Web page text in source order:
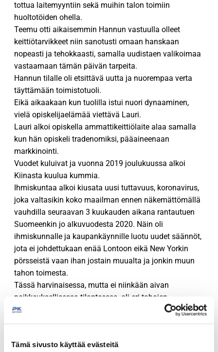
Tämä sivusto käyttää evästeitä
tottua laitemyyntiin sekä muihin talon toimiin
huoltotöiden ohella.
Teemu otti aikaisemmin Hannun vastuulla olleet
keittiötarvikkeet niin sanotusti omaan hanskaan
nopeasti ja tehokkaasti, samalla uudistaen valikoimaa
vastaamaan tämän päivän tarpeita.
Hannun tilalle oli etsittävä uutta ja nuorempaa verta
täyttämään toimistotuoli.
Eikä aikaakaan kun tuolilla istui nuori dynaaminen,
vielä opiskelijaelämää viettävä Lauri.
Lauri alkoi opiskella ammattikeittiölaite alaa samalla
kun hän opiskeli tradenomiksi, pääaineenaan
markkinointi.
Vuodet kuluivat ja vuonna 2019 joulukuussa alkoi
Kiinasta kuulua kummia.
Ihmiskuntaa alkoi kiusata uusi tuttavuus, koronavirus,
joka valtasikin koko maailman ennen näkemättömällä
vauhdilla seuraavan 3 kuukauden aikana rantautuen
Suomeenkin jo alkuvuodesta 2020. Näin oli
ihmiskunnalle ja kaupankäynnille luotu uudet säännöt,
jota ei johdettukaan enää Lontoon eikä New Yorkin
pörsseistä vaan ihan jostain muualta ja jonkin muun
tahon toimesta.
Tässä harvinaisessa, mutta ei niinkään aivan
poikkeuksellisessa tilanteessa, oli eri tahojen
opeteltava ihan uudet askelkuviot ja mukauduttava
siihen mitä luonto meille tarjosi.
mutta ei vähättelevästi.